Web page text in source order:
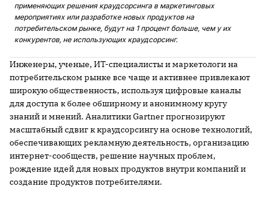
применяющих решения краудсорсинга в маркетинговых
мероприятиях или разработке новых продуктов на
потребительском рынке, будут на 1 процент больше, чем у их
конкурентов, не использующих краудсорсинг.
Инженеры, ученые, ИТ-специалисты и маркетологи на
потребительском рынке все чаще и активнее привлекают
широкую общественность, используя цифровые каналы
для доступа к более обширному и анонимному кругу
знаний и мнений. Аналитики Gartner прогнозируют
масштабный сдвиг к краудсорсингу на основе технологий,
обеспечивающих рекламную деятельность, организацию
интернет-сообществ, решение научных проблем,
рождение идей для новых продуктов внутри компаний и
создание продуктов потребителями.